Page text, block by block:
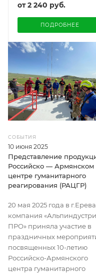
от2 240 руб.
ПОДРОБНЕЕ
СОБЫТИЯ
10 июня 2025
Представление
Российско — Армянском
центре гуманитарного
реагирования (РАЦГР)
20 мая 2025 года в
компания
ПРО» приняла участие в
праздничных
посвященных 10-летию
Российско-Армянского
центра гуманитарного